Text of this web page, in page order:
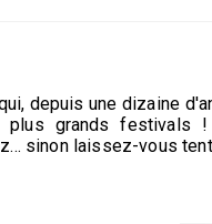
depuis une dizaine
plus grands
sinon laissez-vous